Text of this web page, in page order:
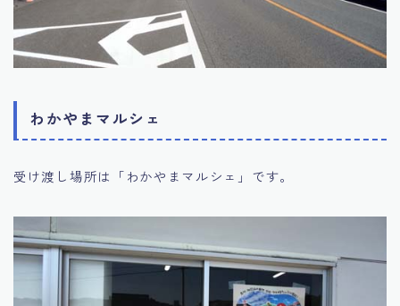
わかやまマルシェ
受け渡し場所は「わかやまマルシェ」です。